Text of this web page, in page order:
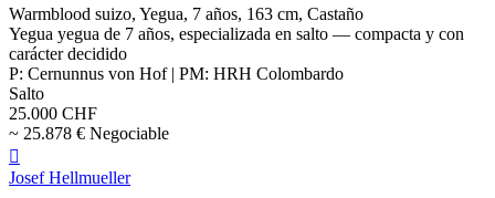
Warmblood suizo, Yegua, 7 años, 163 cm, Castaño
Yegua yegua de 7 años, especializada en salto — compacta y con
carácter decidido
P: Cernunnus von Hof | PM: HRH Colombardo
Salto
25.000 CHF
~ 25.878 € Negociable

Josef Hellmueller